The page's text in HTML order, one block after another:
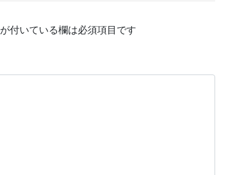
が付いている欄は必須項目です